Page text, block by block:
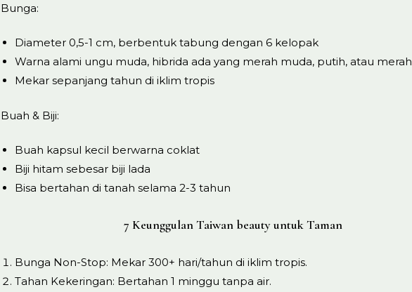
Bunga:
Diameter 0,5-1 cm, berbentuk tabung dengan 6 kelopak
Warna alami ungu muda, hibrida ada yang merah muda, putih, atau merah
Mekar sepanjang tahun di iklim tropis
Buah & Biji:
Buah kapsul kecil berwarna coklat
Biji hitam sebesar biji lada
Bisa bertahan di tanah selama 2-3 tahun
7 Keunggulan Taiwan beauty untuk Taman
Bunga Non-Stop: Mekar 300+ hari/tahun di iklim tropis.
Tahan Kekeringan: Bertahan 1 minggu tanpa air.